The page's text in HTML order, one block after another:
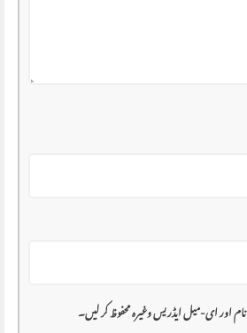
نام اور ای-میل ایڈریس وغیرہ محفوظ کر لیں۔